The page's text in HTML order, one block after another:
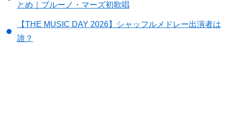
とめ｜ブルーノ・マーズ初歌唱
【THE MUSIC DAY 2026】シャッフルメドレー出演者は
誰？